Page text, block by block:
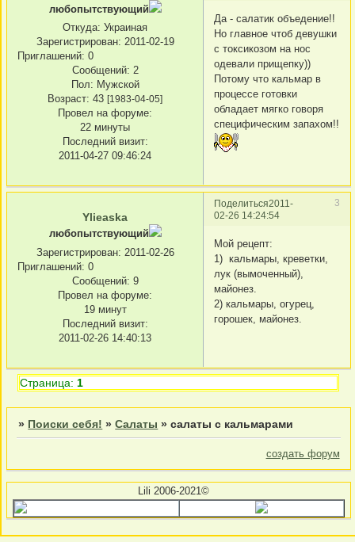
любопытствующий
Откуда: Украиная
Зарегистрирован: 2011-02-19
Приглашений: 0
Сообщений: 2
Пол: Мужской
Возраст: 43 [1983-04-05]
Провел на форуме:
22 минуты
Последний визит:
2011-04-27 09:46:24
Да - салатик объедение!!
Но главное чтоб девушки
с токсикозом на нос
одевали прищепку))
Потому что кальмар в
процессе готовки
обладает мягко говоря
специфическим запахом!!
Поделиться 3
2011-
02-26 14:24:54
Ylieaska
любопытствующий
Зарегистрирован: 2011-02-26
Приглашений: 0
Сообщений: 9
Провел на форуме:
19 минут
Последний визит:
2011-02-26 14:40:13
Мой рецепт:
1) кальмары, креветки,
лук (вымоченный),
майонез.
2) кальмары, огурец,
горошек, майонез.
Страница:1
» Поиски себя! »Салаты »салаты с кальмарами
создать форум
Lili 2006-2021©